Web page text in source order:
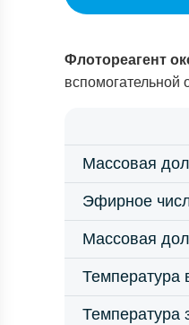
Флотореагент
вспомогательной
Массовая
Эфирное
Массовая
Температура
Температура